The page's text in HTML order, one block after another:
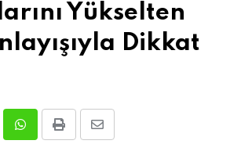
Yükselten
Dikkat
WhatsappPrint
Share